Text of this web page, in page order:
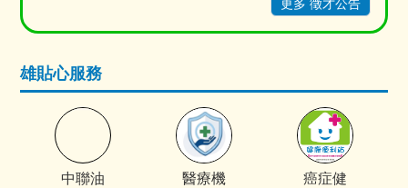
更多 徵才公告
雄貼心服務
中聯油
醫療機
癌症健